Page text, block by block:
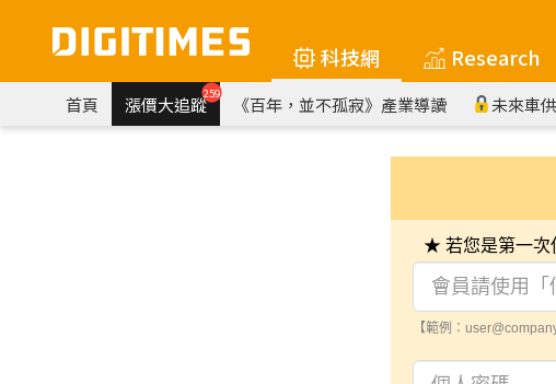
科技網 Research
首頁 漲價大追蹤259 《百年，並不孤寂》產業導讀 未來車
★ 若您是第一次
【範例：